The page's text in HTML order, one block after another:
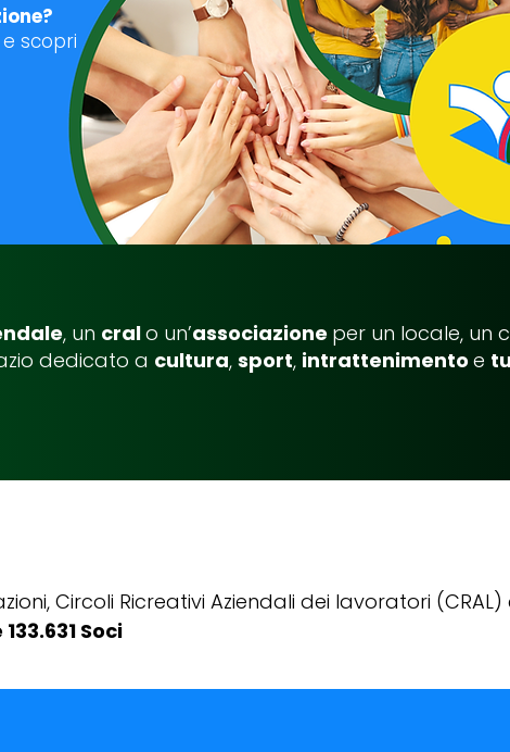
scopri
, un cralo un’associazione per un locale, un
dedicato a cultura, sport, intrattenimento e
Circoli Ricreativi Aziendali dei lavoratori (CRAL)
Soci